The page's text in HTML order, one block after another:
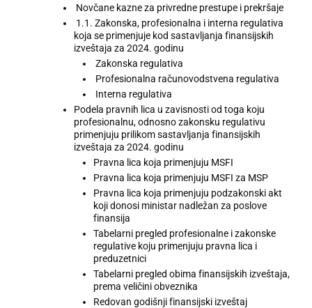
Novčane kazne za privredne prestupe i prekršaje
1.1. Zakonska, profesionalna i interna regulativa
koja se primenjuje kod sastavljanja finansijskih
izveštaja za 2024. godinu
Zakonska regulativa
Profesionalna računovodstvena regulativa
Interna regulativa
Podela pravnih lica u zavisnosti od toga koju
profesionalnu, odnosno zakonsku regulativu
primenjuju prilikom sastavljanja finansijskih
izveštaja za 2024. godinu
Pravna lica koja primenjuju MSFI
Pravna lica koja primenjuju MSFI za MSP
Pravna lica koja primenjuju podzakonski akt
koji donosi ministar nadležan za poslove
finansija
Tabelarni pregled profesionalne i zakonske
regulative koju primenjuju pravna lica i
preduzetnici
Tabelarni pregled obima finansijskih izveštaja,
prema veličini obveznika
Redovan godišnji finansijski izveštaj